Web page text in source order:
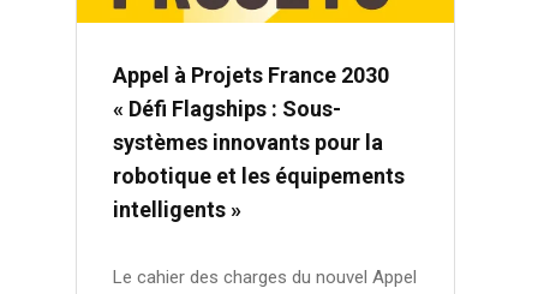
Appel à Projets France 2030
« Défi Flagships : Sous-
systèmes innovants pour la
robotique et les équipements
intelligents »
Le cahier des charges du nouvel Appel